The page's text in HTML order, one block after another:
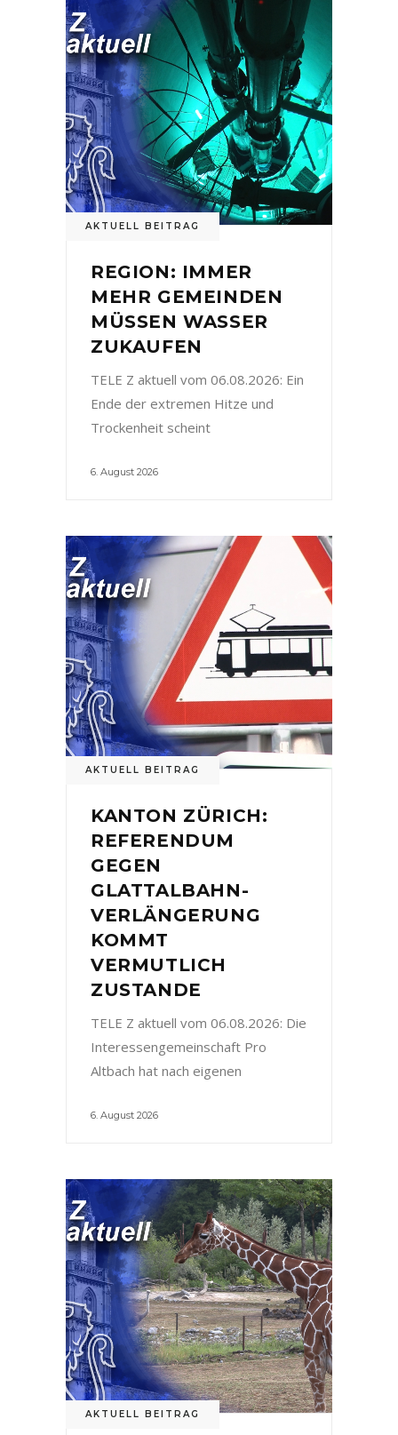
AKTUELL BEITRAG
REGION: IMMER
MEHR GEMEINDEN
MÜSSEN WASSER
ZUKAUFEN
TELE Z aktuell vom 06.08.2026: Ein
Ende der extremen Hitze und
Trockenheit scheint
6. August 2026
AKTUELL BEITRAG
KANTON ZÜRICH:
REFERENDUM
GEGEN
GLATTALBAHN-
VERLÄNGERUNG
KOMMT
VERMUTLICH
ZUSTANDE
TELE Z aktuell vom 06.08.2026: Die
Interessengemeinschaft Pro
Altbach hat nach eigenen
6. August 2026
AKTUELL BEITRAG